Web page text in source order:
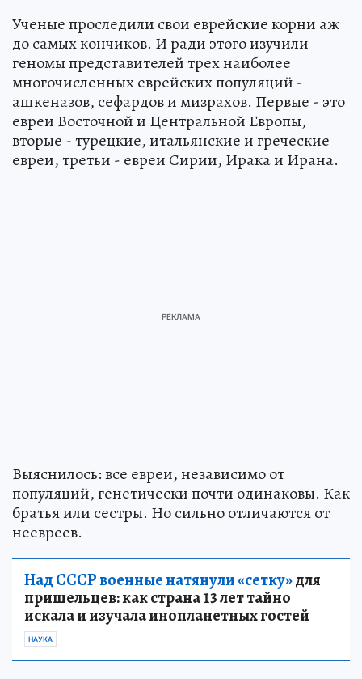
Ученые проследили свои еврейские корни аж
до самых кончиков. И ради этого изучили
геномы представителей трех наиболее
многочисленных еврейских популяций -
ашкеназов, сефардов и мизрахов. Первые - это
евреи Восточной и Центральной Европы,
вторые - турецкие, итальянские и греческие
евреи, третьи - евреи Сирии, Ирака и Ирана.
Выяснилось: все евреи, независимо от
популяций, генетически почти одинаковы. Как
братья или сестры. Но сильно отличаются от
неевреев.
Над СССР военные натянули «сетку»для
пришельцев: как страна 13 лет тайно
искала и изучала инопланетных гостей
НАУКА